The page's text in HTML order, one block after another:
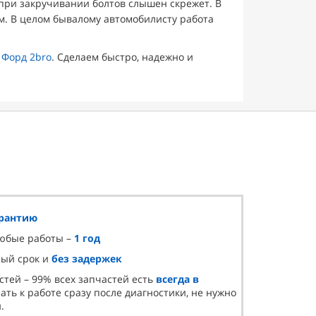
закручивании болтов слышен скрежет. В
В целом бывалому автомобилисту работа
Форд 2bro. Сделаем быстро, надежно и
работы – 1 год
срок и без задержек
– 99% всех запчастей есть всегда в
к работе сразу после диагностики, не нужно